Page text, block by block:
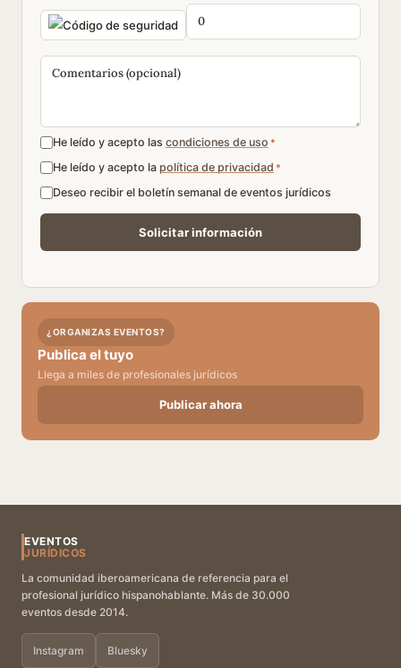
He leído y acepto las condiciones de uso *
He leído y acepto la política de privacidad *
Deseo recibir el boletín semanal de eventos jurídicos
¿ORGANIZAS EVENTOS?
Publica el tuyo
Llega a miles de profesionales jurídicos
Publicar ahora
EVENTOS
JURÍDICOS
La comunidad iberoamericana de referencia para el
profesional jurídico hispanohablante. Más de 30.000
eventos desde 2014.
Instagram Bluesky